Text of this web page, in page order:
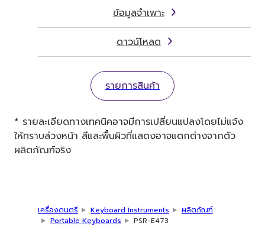
ข้อมูลจำเพาะ
ดาวน์โหลด
รายการสินค้า
* รายละเอียดทางเทคนิคอาจมีการเปลี่ยนแปลงโดยไม่แจ้ง
ให้ทราบล่วงหน้า สีและพื้นผิวที่แสดงอาจแตกต่างจากตัว
ผลิตภัณฑ์จริง
เครื่องดนตรี Keyboard Instruments
ผลิตภัณฑ์
Portable Keyboards
PSR-E473